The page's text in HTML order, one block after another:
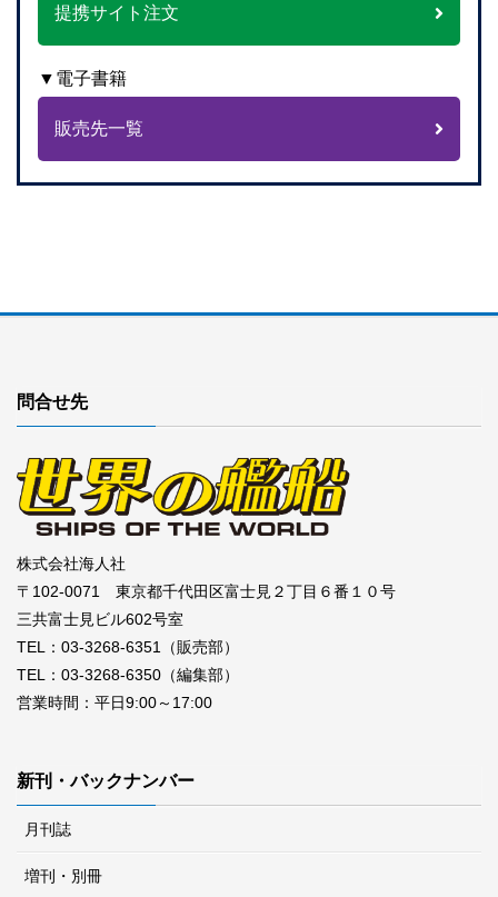
提携サイト注文
▼電子書籍
販売先一覧
問合せ先
株式会社海人社
〒102-0071 東京都千代田区富士見２丁目６番１０号
三共富士見ビル602号室
TEL：03-3268-6351（販売部）
TEL：03-3268-6350（編集部）
営業時間：平日9:00～17:00
新刊・バックナンバー
月刊誌
増刊・別冊